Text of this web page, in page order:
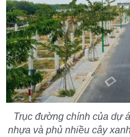
Trục đường chính của dự
nhựa và phủ nhiều cây